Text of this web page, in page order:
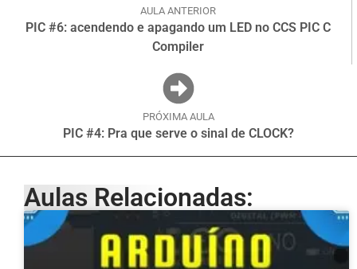
AULA ANTERIOR
PIC #6: acendendo e apagando um LED no CCS PIC C
Compiler
PRÓXIMA AULA
PIC #4: Pra que serve o sinal de CLOCK?
Aulas Relacionadas: